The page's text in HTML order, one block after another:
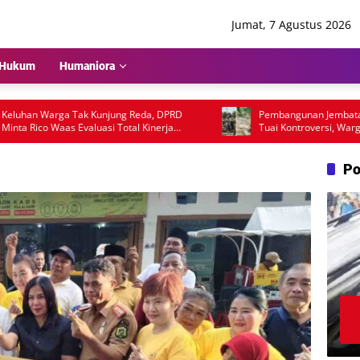
Jumat, 7 Agustus 2026
Humaniora
Warga Tak Kunjung Reda, DPRD
Waas Evaluasi Total Kinerja
Medan
Pembangunan Jembatan
Tuai Kontroversi, Warga
Audit Teknis Proyek